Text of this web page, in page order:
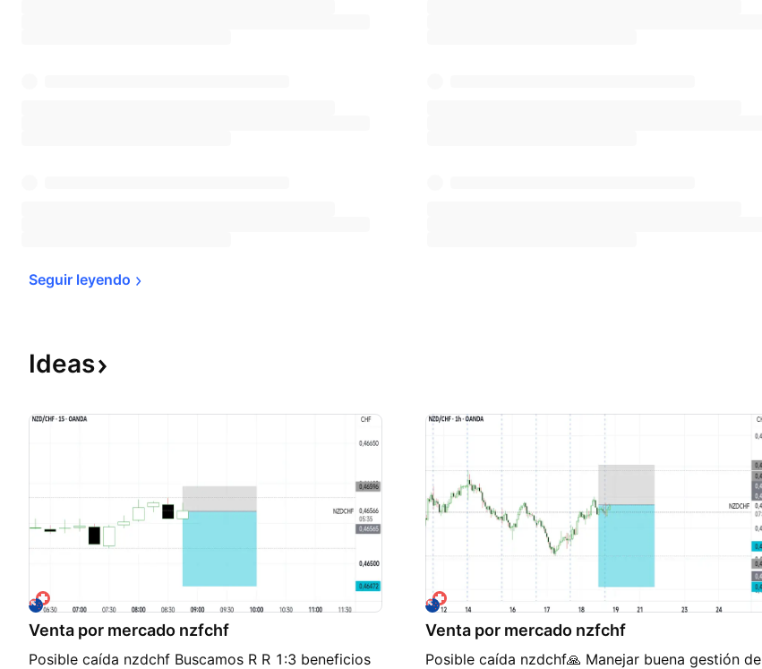
Seguir leyendo
Ideas
Venta por mercado nzfchf
Posible caída nzdchf Buscamos R R 1:3 beneficios
Venta por mercado nzfchf
Posible caída nzdchf🙏 Manejar buena gestión de